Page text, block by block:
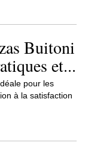
Buitoni
et...
pour les
à la satisfaction